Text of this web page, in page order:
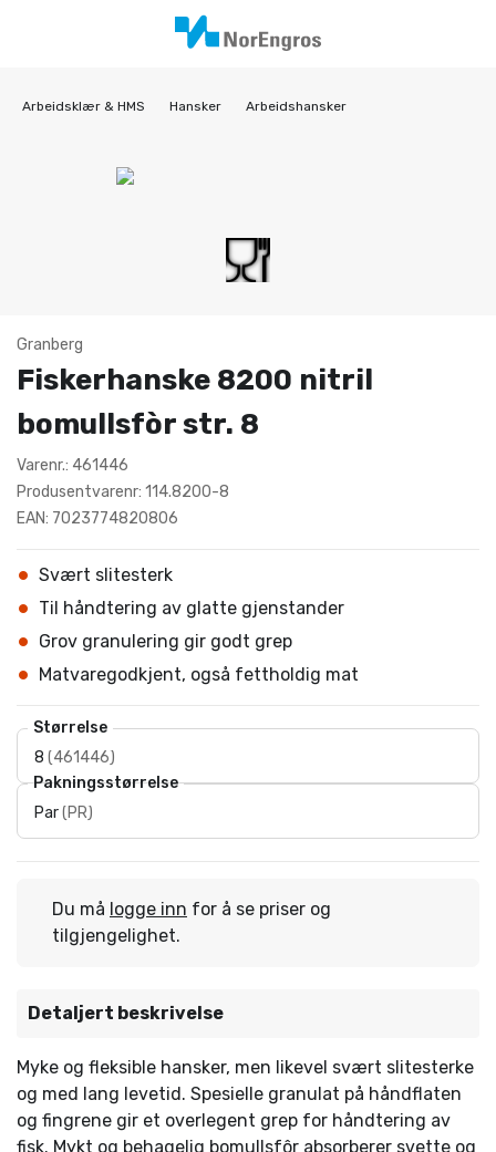
Arbeidsklær & HMS Hansker Arbeidshansker
Granberg
Fiskerhanske 8200 nitril
bomullsfòr str. 8
Varenr.: 461446
Produsentvarenr: 114.8200-8
EAN: 7023774820806
Svært slitesterk
Til håndtering av glatte gjenstander
Grov granulering gir godt grep
Matvaregodkjent, også fettholdig mat
Størrelse
8 (461446)
Pakningsstørrelse
Par(PR)
Du må logge inn for å se priser og
tilgjengelighet.
Detaljert beskrivelse
Myke og fleksible hansker, men likevel svært slitesterke
og med lang levetid. Spesielle granulat på håndflaten
og fingrene gir et overlegent grep for håndtering av
fisk. Mykt og behagelig bomullsfôr absorberer svette og